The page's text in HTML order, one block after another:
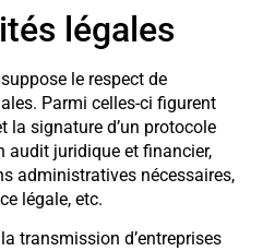
légales
le respect de
Parmi celles-ci figurent
la signature d’un protocole
audit juridique et financier,
administratives nécessaires,
légale, etc.
transmission d’entreprises